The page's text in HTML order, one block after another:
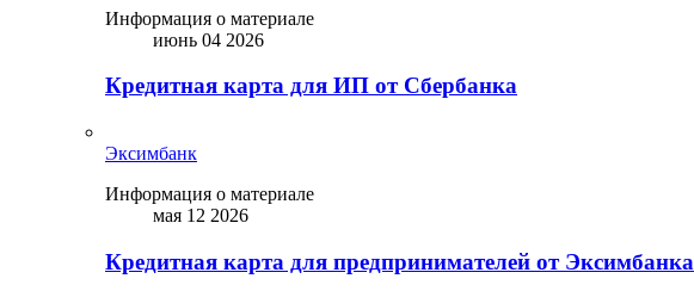
Информация о материале
июнь 04 2026
Кредитная карта для ИП от Сбербанка
Эксимбанк
Информация о материале
мая 12 2026
Кредитная карта для предпринимателей от Эксимбанка